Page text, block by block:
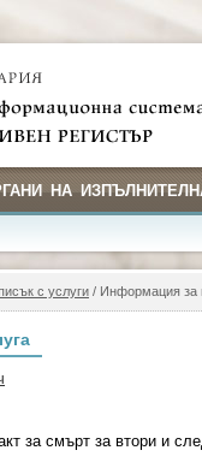
НА
с услуги / Информация за
за смърт за втори и